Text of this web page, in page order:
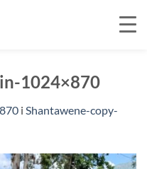
1024×870
i Shantawene-copy-